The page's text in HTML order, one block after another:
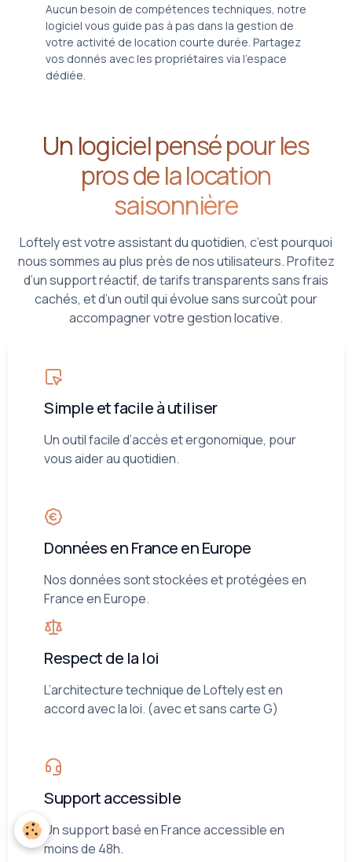
Aucun besoin de compétences techniques, notre
logiciel vous guide pas à pas dans la gestion de
votre activité de location courte durée. Partagez
vos donnés avec les propriétaires via l'espace
dédiée.
Un logiciel pensé pour les
pros de la location
saisonnière
Loftely est votre assistant du quotidien, c’est pourquoi
nous sommes au plus près de nos utilisateurs. Profitez
d’un support réactif, de tarifs transparents sans frais
cachés, et d’un outil qui évolue sans surcoût pour
accompagner votre gestion locative.
Simple et facile à utiliser
Un outil facile d’accès et ergonomique, pour
vous aider au quotidien.
Données en France en Europe
Nos données sont stockées et protégées en
France en Europe.
Respect de la loi
L’architecture technique de Loftely est en
accord avec la loi. (avec et sans carte G)
Support accessible
Un support basé en France accessible en
moins de 48h.